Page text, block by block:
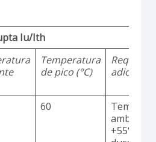
Iu/Ith
Temperatura
de pico (°C)
adicionais
60
ambiente
+55°C